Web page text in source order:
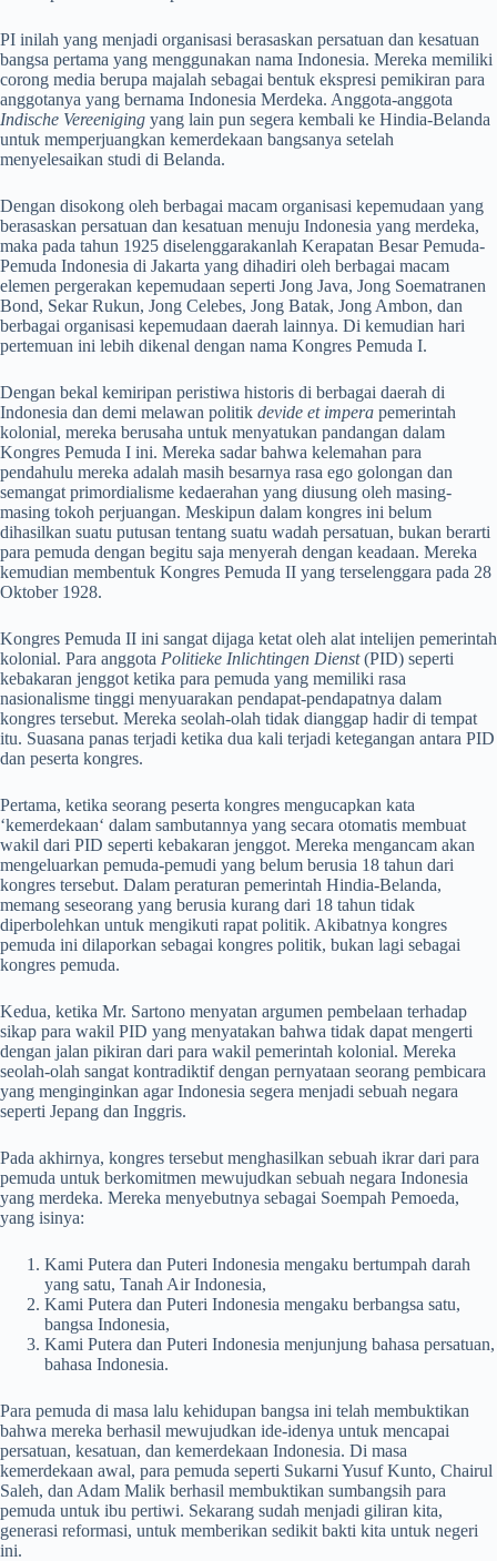
PI inilah yang menjadi organisasi berasaskan persatuan dan kesatuan
bangsa pertama yang menggunakan nama Indonesia. Mereka memiliki
corong media berupa majalah sebagai bentuk ekspresi pemikiran para
anggotanya yang bernama Indonesia Merdeka. Anggota-anggota
Indische Vereeniging yang lain pun segera kembali ke Hindia-Belanda
untuk memperjuangkan kemerdekaan bangsanya setelah
menyelesaikan studi di Belanda.
Dengan disokong oleh berbagai macam organisasi kepemudaan yang
berasaskan persatuan dan kesatuan menuju Indonesia yang merdeka,
maka pada tahun 1925 diselenggarakanlah Kerapatan Besar Pemuda-
Pemuda Indonesia di Jakarta yang dihadiri oleh berbagai macam
elemen pergerakan kepemudaan seperti Jong Java, Jong Soematranen
Bond, Sekar Rukun, Jong Celebes, Jong Batak, Jong Ambon, dan
berbagai organisasi kepemudaan daerah lainnya. Di kemudian hari
pertemuan ini lebih dikenal dengan nama Kongres Pemuda I.
Dengan bekal kemiripan peristiwa historis di berbagai daerah di
Indonesia dan demi melawan politik devide et impera pemerintah
kolonial, mereka berusaha untuk menyatukan pandangan dalam
Kongres Pemuda I ini. Mereka sadar bahwa kelemahan para
pendahulu mereka adalah masih besarnya rasa ego golongan dan
semangat primordialisme kedaerahan yang diusung oleh masing-
masing tokoh perjuangan. Meskipun dalam kongres ini belum
dihasilkan suatu putusan tentang suatu wadah persatuan, bukan berarti
para pemuda dengan begitu saja menyerah dengan keadaan. Mereka
kemudian membentuk Kongres Pemuda II yang terselenggara pada 28
Oktober 1928.
Kongres Pemuda II ini sangat dijaga ketat oleh alat intelijen pemerintah
kolonial. Para anggota Politieke Inlichtingen Dienst(PID) seperti
kebakaran jenggot ketika para pemuda yang memiliki rasa
nasionalisme tinggi menyuarakan pendapat-pendapatnya dalam
kongres tersebut. Mereka seolah-olah tidak dianggap hadir di tempat
itu. Suasana panas terjadi ketika dua kali terjadi ketegangan antara PID
dan peserta kongres.
Pertama, ketika seorang peserta kongres mengucapkan kata
‘kemerdekaan‘ dalam sambutannya yang secara otomatis membuat
wakil dari PID seperti kebakaran jenggot. Mereka mengancam akan
mengeluarkan pemuda-pemudi yang belum berusia 18 tahun dari
kongres tersebut. Dalam peraturan pemerintah Hindia-Belanda,
memang seseorang yang berusia kurang dari 18 tahun tidak
diperbolehkan untuk mengikuti rapat politik. Akibatnya kongres
pemuda ini dilaporkan sebagai kongres politik, bukan lagi sebagai
kongres pemuda.
Kedua, ketika Mr. Sartono menyatan argumen pembelaan terhadap
sikap para wakil PID yang menyatakan bahwa tidak dapat mengerti
dengan jalan pikiran dari para wakil pemerintah kolonial. Mereka
seolah-olah sangat kontradiktif dengan pernyataan seorang pembicara
yang menginginkan agar Indonesia segera menjadi sebuah negara
seperti Jepang dan Inggris.
Pada akhirnya, kongres tersebut menghasilkan sebuah ikrar dari para
pemuda untuk berkomitmen mewujudkan sebuah negara Indonesia
yang merdeka. Mereka menyebutnya sebagai Soempah Pemoeda,
yang isinya:
Kami Putera dan Puteri Indonesia mengaku bertumpah darah
yang satu, Tanah Air Indonesia,
Kami Putera dan Puteri Indonesia mengaku berbangsa satu,
bangsa Indonesia,
Kami Putera dan Puteri Indonesia menjunjung bahasa persatuan,
bahasa Indonesia.
Para pemuda di masa lalu kehidupan bangsa ini telah membuktikan
bahwa mereka berhasil mewujudkan ide-idenya untuk mencapai
persatuan, kesatuan, dan kemerdekaan Indonesia. Di masa
kemerdekaan awal, para pemuda seperti Sukarni Yusuf Kunto, Chairul
Saleh, dan Adam Malik berhasil membuktikan sumbangsih para
pemuda untuk ibu pertiwi. Sekarang sudah menjadi giliran kita,
generasi reformasi, untuk memberikan sedikit bakti kita untuk negeri
ini.